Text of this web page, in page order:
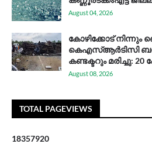
August 04, 2026
കോഴിക്കോട്
കെഎസ്ആര്‍ടിസി
കണ്ടക്ടറും മരിച്ചു: 20
August 08, 2026
TOTAL PAGEVIEWS
18357920